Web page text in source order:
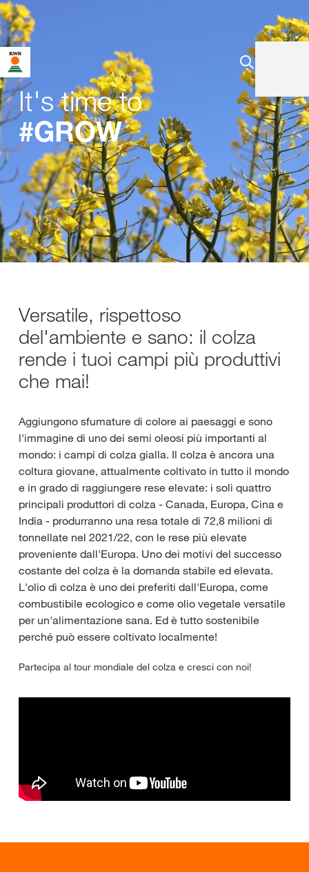
It's time to
#GROW
Versatile, rispettoso
del'ambiente e sano: il colza
rende i tuoi campi più produttivi
che mai!
Aggiungono sfumature di colore ai paesaggi e sono
l'immagine di uno dei semi oleosi più importanti al
mondo: i campi di colza gialla. Il colza è ancora una
coltura giovane, attualmente coltivato in tutto il mondo
e in grado di raggiungere rese elevate: i soli quattro
principali produttori di colza - Canada, Europa, Cina e
India - produrranno una resa totale di 72,8 milioni di
tonnellate nel 2021/22, con le rese più elevate
proveniente dall'Europa. Uno dei motivi del successo
costante del colza è la domanda stabile ed elevata.
L'olio di colza è uno dei preferiti dall'Europa, come
combustibile ecologico e come olio vegetale versatile
per un'alimentazione sana. Ed è tutto sostenibile
perché può essere coltivato localmente!
Partecipa al tour mondiale del colza e cresci con noi!